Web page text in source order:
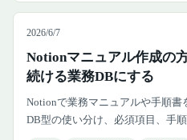
2026/6/7
Notionマニュアル作成の
続ける業務DBにする
Notionで業務マニュアルや手順書
DB型の使い分け、必須項目、手